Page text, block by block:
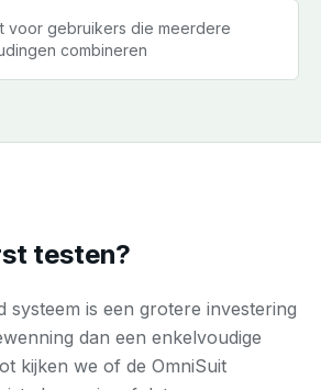
voor gebruikers die meerdere
combineren
testen?
systeem is een grotere investering
dan een enkelvoudige
kijken we of de OmniSuit